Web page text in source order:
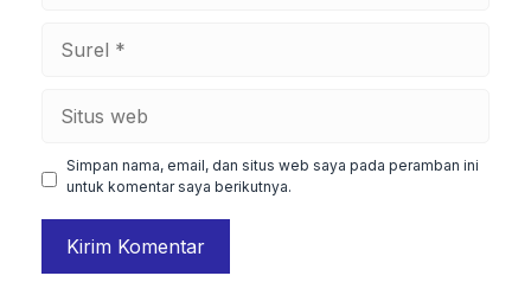
Simpan nama, email, dan situs web saya pada peramban ini
untuk komentar saya berikutnya.